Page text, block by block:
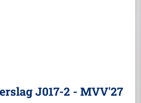
J017-2 - MVV'27